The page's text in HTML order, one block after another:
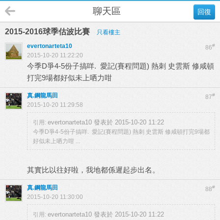
回復
聊天區
2015-2016球季估波比賽 只看樓主
86#
evertonarteta10
2015-10-20 11:22:20
今季D爭4-5份子搞咩. 愛記(賽程問題) 熱刺 史雲斯 修咸頓
打完9場都好似未上哂力咁
87#
真.鋼龍馬田
2015-10-20 11:29:58
引用: evertonarteta10 發表於 2015-10-20 11:22
今季D爭4-5份子搞咩. 愛記(賽程問題) 熱刺 史雲斯 修咸頓打完9場都
好似未上哂力咁 ...
其實比以往好啦，我地都係遲起步出名。
88#
真.鋼龍馬田
2015-10-20 11:30:00
引用: evertonarteta10 發表於 2015-10-20 11:22